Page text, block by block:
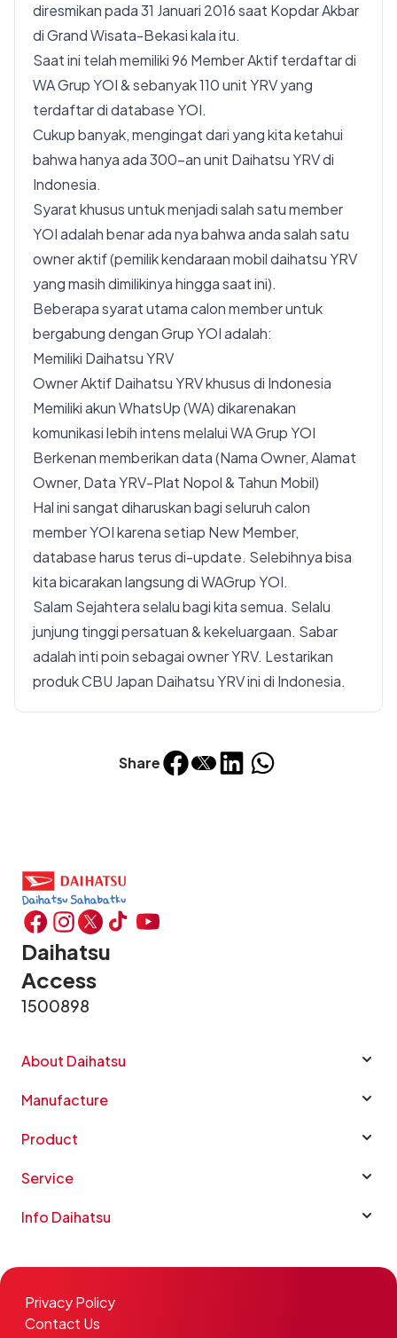
Share
diresmikan pada 31 Januari 2016 saat Kopdar Akbar
di Grand Wisata-Bekasi kala itu.
Saat ini telah memiliki 96 Member Aktif terdaftar di
WA Grup YOI & sebanyak 110 unit YRV yang
terdaftar di database YOI.
Cukup banyak, mengingat dari yang kita ketahui
bahwa hanya ada 300-an unit Daihatsu YRV di
Indonesia.
Syarat khusus untuk menjadi salah satu member
YOI adalah benar ada nya bahwa anda salah satu
owner aktif (pemilik kendaraan mobil daihatsu YRV
yang masih dimilikinya hingga saat ini).
Beberapa syarat utama calon member untuk
bergabung dengan Grup YOI adalah:
Memiliki Daihatsu YRV
Owner Aktif Daihatsu YRV khusus di Indonesia
Memiliki akun WhatsUp (WA) dikarenakan
komunikasi lebih intens melalui WA Grup YOI
Berkenan memberikan data (Nama Owner, Alamat
Owner, Data YRV-Plat Nopol & Tahun Mobil)
Hal ini sangat diharuskan bagi seluruh calon
member YOI karena setiap New Member,
database harus terus di-update. Selebihnya bisa
kita bicarakan langsung di WAGrup YOI.
Salam Sejahtera selalu bagi kita semua. Selalu
junjung tinggi persatuan & kekeluargaan. Sabar
adalah inti poin sebagai owner YRV. Lestarikan
produk CBU Japan Daihatsu YRV ini di Indonesia.
Daihatsu
Access
1500898
About Daihatsu
Manufacture
Product
Service
Info Daihatsu
Privacy Policy
Contact Us